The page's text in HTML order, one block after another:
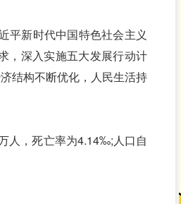
新时代中国特色社会主义
，深入实施五大发展行动计
结构不断优化，人民生活持
人，死亡率为4.14‰;人口自